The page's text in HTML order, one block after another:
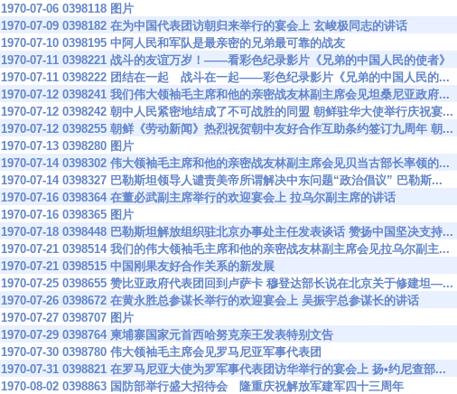
1970-07-06 0398118 图片
1970-07-09 0398182 在为中国代表团访朝归来举行的宴会上 玄峻极同志的讲话
1970-07-10 0398195 中阿人民和军队是最亲密的兄弟最可靠的战友
1970-07-11 0398221 战斗的友谊万岁！——看彩色纪录影片《兄弟的中国人民的使者》
1970-07-11 0398222 团结在一起 战斗在一起——彩色纪录影片《兄弟的中国人民的...
1970-07-12 0398241 我们伟大领袖毛主席和他的亲密战友林副主席会见坦桑尼亚政府...
1970-07-12 0398242 朝中人民紧密地结成了不可战胜的同盟 朝鲜驻华大使举行庆祝宴...
1970-07-12 0398255 朝鲜《劳动新闻》热烈祝贺朝中友好合作互助条约签订九周年 朝...
1970-07-13 0398280 图片
1970-07-14 0398302 伟大领袖毛主席和他的亲密战友林副主席会见贝当古部长率领的...
1970-07-14 0398327 巴勒斯坦领导人谴责美帝所谓解决中东问题“政治倡议” 巴勒斯...
1970-07-16 0398364 在董必武副主席举行的欢迎宴会上 拉乌尔副主席的讲话
1970-07-16 0398365 图片
1970-07-18 0398448 巴勒斯坦解放组织驻北京办事处主任发表谈话 赞扬中国坚决支持...
1970-07-21 0398514 我们的伟大领袖毛主席和他的亲密战友林副主席会见拉乌尔副主...
1970-07-21 0398515 中国刚果友好合作关系的新发展
1970-07-25 0398655 赞比亚政府代表团回到卢萨卡 穆登达部长说在北京关于修建坦—...
1970-07-26 0398672 在黄永胜总参谋长举行的欢迎宴会上 吴振宇总参谋长的讲话
1970-07-27 0398707 图片
1970-07-29 0398764 柬埔寨国家元首西哈努克亲王发表特别文告
1970-07-30 0398780 伟大领袖毛主席会见罗马尼亚军事代表团
1970-07-31 0398821 在罗马尼亚大使为罗军事代表团访华举行的宴会上 扬•约尼查部...
1970-08-02 0398863 国防部举行盛大招待会 隆重庆祝解放军建军四十三周年